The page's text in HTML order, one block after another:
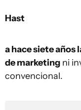
Hast
a hace siete
de marketing ni
convencional.